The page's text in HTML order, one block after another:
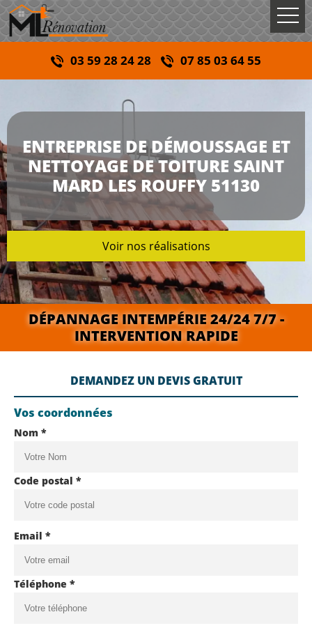
03 59 28 24 28 07 85 03 64 55
ENTREPRISE DE DÉMOUSSAGE ET
NETTOYAGE DE TOITURE SAINT
MARD LES ROUFFY 51130
Voir nos réalisations
DÉPANNAGE INTEMPÉRIE 24/24 7/7 -
INTERVENTION RAPIDE
DEMANDEZ UN DEVIS GRATUIT
Vos coordonnées
Nom *
Code postal *
Email *
Téléphone *